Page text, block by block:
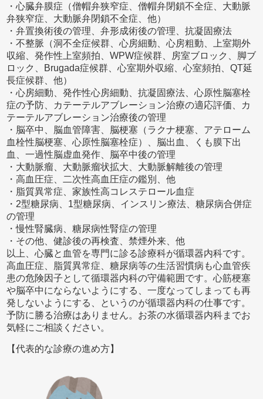
・心臓弁膜症（僧帽弁狭窄症、僧帽弁閉鎖不全症、大動脈
弁狭窄症、大動脈弁閉鎖不全症、他）
・弁置換術後の管理、弁形成術後の管理、抗凝固療法
・不整脈（洞不全症候群、心房細動、心房粗動、上室期外
収縮、発作性上室頻拍、WPW症候群、房室ブロック、脚ブ
ロック、Brugada症候群、心室期外収縮、心室頻拍、QT延
長症候群、他）
・心房細動、発作性心房細動、抗凝固療法、心原性脳塞栓
症の予防、カテーテルアブレーション治療の適応評価、カ
テーテルアブレーション治療後の管理
・脳卒中、脳血管障害、脳梗塞（ラクナ梗塞、アテローム
血栓性脳梗塞、心原性脳塞栓症）、脳出血、くも膜下出
血、一過性脳虚血発作、脳卒中後の管理
・大動脈瘤、大動脈瘤状拡大、大動脈解離後の管理
・高血圧症、二次性高血圧症の鑑別、他
・脂質異常症、家族性高コレステロール血症
・2型糖尿病、1型糖尿病、インスリン療法、糖尿病合併症
の管理
・慢性腎臓病、糖尿病性腎症の管理
・その他、健診後の再検査、禁煙外来、他
以上、心臓と血管を専門に診る診療科が循環器内科です。
高血圧症、脂質異常症、糖尿病等の生活習慣病も心血管疾
患の危険因子として循環器内科の守備範囲です。心筋梗塞
や脳卒中にならないようにする、一度なってしまっても再
発しないようにする、というのが循環器内科の仕事です。
予防に勝る治療はありません。お茶の水循環器内科までお
気軽にご相談ください。
【代表的な診療の進め方】